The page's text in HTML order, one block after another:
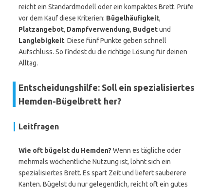
reicht ein Standardmodell oder ein kompaktes Brett. Prüfe
vor dem Kauf diese Kriterien: Bügelhäufigkeit,
Platzangebot, Dampfverwendung, Budgetund
Langlebigkeit. Diese fünf Punkte geben schnell
Aufschluss. So findest du die richtige Lösung für deinen
Alltag.
Entscheidungshilfe: Soll ein spezialisiertes
Hemden-Bügelbrett her?
Leitfragen
Wie oft bügelst du Hemden? Wenn es tägliche oder
mehrmals wöchentliche Nutzung ist, lohnt sich ein
spezialisiertes Brett. Es spart Zeit und liefert sauberere
Kanten. Bügelst du nur gelegentlich, reicht oft ein gutes